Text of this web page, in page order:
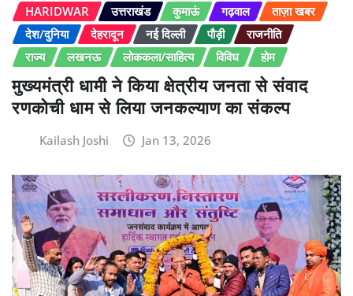
HARIDWAR उत्तराखंड कुमाऊं गढ़वाल
ताज़ा खबर
देश/दुनिया
देहरादून नई दिल्ली पौड़ी
राजनीति
राज्य
लखनऊ लोककला/साहित्य विविध होम
मुख्यमंत्री धामी ने किया क्षेत्रीय जनता से संवाद
रणकोची धाम से लिया जनकल्याण का संकल्प
Kailash Joshi Jan 13, 2026